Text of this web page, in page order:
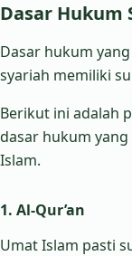
Dasar Hukum
Dasar hukum
syariah memiliki
Berikut ini adalah
dasar hukum
Islam.
1. Al-Qur’an
Umat Islam pasti